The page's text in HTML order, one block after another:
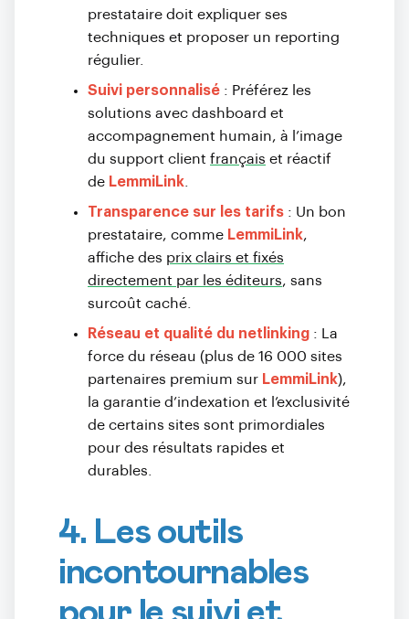
prestataire doit expliquer ses
techniques et proposer un reporting
régulier.
Suivi personnalisé : Préférez les
solutions avec dashboard et
accompagnement humain, à l’image
du support client français et réactif
de LemmiLink
Transparence sur les tarifs : Un bon
prestataire, comme LemmiLink,
affiche des prix clairs et fixés
directement par les éditeurs, sans
surcoût caché.
Réseau et qualité du netlinking : La
force du réseau (plus de 16 000 sites
partenaires premium sur LemmiLink),
la garantie d’indexation et l’exclusivité
de certains sites sont primordiales
pour des résultats rapides et
durables.
4. Les outils
incontournables